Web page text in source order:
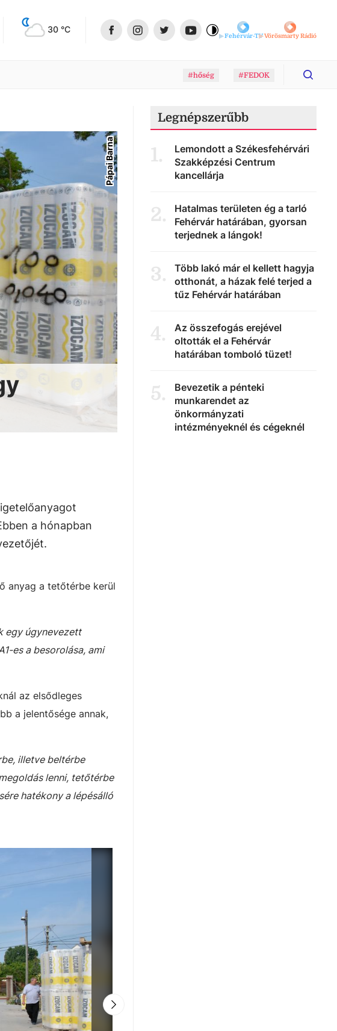
30 °C
Fehérvár-TVVörösmarty Rádió
#hőség #FEDOK
Pápai Barna
a hónapban
anyag a tetőtérbe kerül
egy úgynevezett
es a besorolása, ami
az elsődleges
a jelentősége annak,
illetve beltérbe
lenni, tetőtérbe
hatékony a lépésálló
Legnépszerűbb
1.
Lemondott a Székesfehérvári
Szakképzési Centrum
kancellárja
2.
Hatalmas területen ég a tarló
Fehérvár határában, gyorsan
terjednek a lángok!
3.
Több lakó már el kellett hagyja
otthonát, a házak felé terjed a
tűz Fehérvár határában
4.
Az összefogás erejével
oltották el a Fehérvár
határában tomboló tüzet!
5.
Bevezetik a pénteki
munkarendet az
önkormányzati
intézményeknél és cégeknél